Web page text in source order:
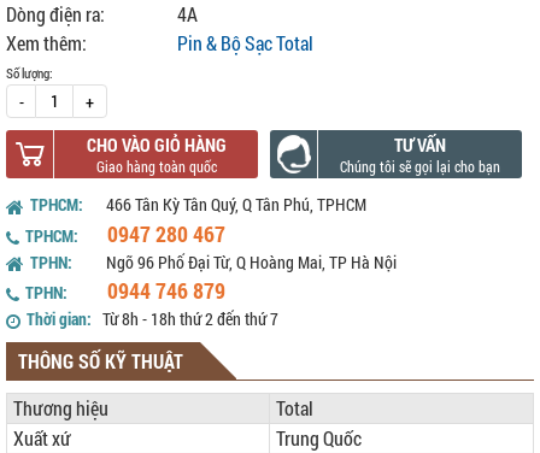
Dòng điện ra:
4A
Xem thêm:
Pin & Bộ Sạc Total
Số lượng:
- +
CHO VÀO GIỎ HÀNG TƯ VẤN
TPHCM:
466 Tân Kỳ Tân Quý, Q Tân Phú, TPHCM
TPHCM:
0947 280 467
TPHN:
Ngõ 96 Phố Đại Từ, Q Hoàng Mai, TP Hà Nội
TPHN:
0944 746 879
Thời gian: Từ 8h - 18h thứ 2 đến thứ 7
THÔNG SỐ KỸ THUẬT
Thương hiệu
Total
Xuất xứ
Trung Quốc